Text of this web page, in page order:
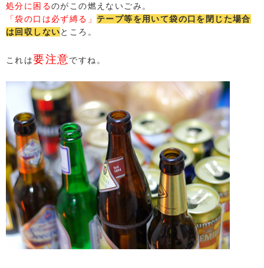
処分に困るのがこの燃えないごみ。
「袋の口は必ず縛る」 テープ等を用いて袋の口を閉じた場合
は回収しないところ。
これは要注意ですね。